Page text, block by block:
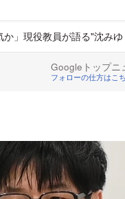
か」現役教員が語る"沈み
Googleトップニ
フォローの仕方はこ